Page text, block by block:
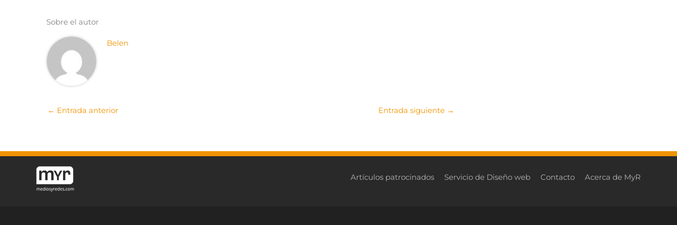
Sobre el autor
Belen
← Entrada anterior Entrada siguiente →
Artículos patrocinados Servicio de Diseño web Contacto Acerca de MyR